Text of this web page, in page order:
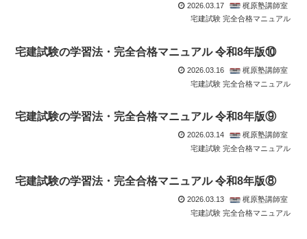
2026.03.17
梶原塾講師室
宅建試験 完全合格マニュアル
宅建試験の学習法・完全合格マニュアル 令和8年版⑩
2026.03.16
梶原塾講師室
宅建試験 完全合格マニュアル
宅建試験の学習法・完全合格マニュアル 令和8年版⑨
2026.03.14
梶原塾講師室
宅建試験 完全合格マニュアル
宅建試験の学習法・完全合格マニュアル 令和8年版⑧
2026.03.13
梶原塾講師室
宅建試験 完全合格マニュアル